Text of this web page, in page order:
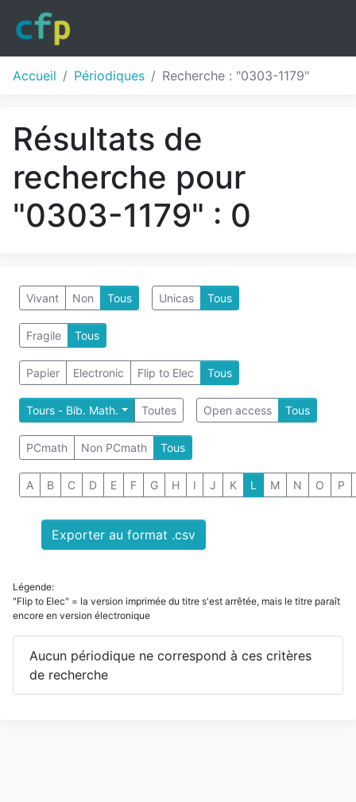
Accueil Périodiques Recherche : "0303-1179"
Résultats de
recherche pour
"0303-1179" : 0
Vivant Non Tous Unicas Tous
Fragile Tous
Papier Electronic Flip to Elec Tous
Tours - Bib. Math. Toutes Open access Tous
PCmath Non PCmath Tous
A B C D E F G H I J K L M N O P
Exporter au format .csv
Légende:
"Flip to Elec" = la version imprimée du titre s'est arrêtée, mais le titre paraît
encore en version électronique
Aucun périodique ne correspond à ces critères
de recherche